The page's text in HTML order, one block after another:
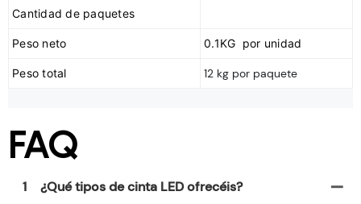
Peso neto 0.1KG por unidad
Peso total 12 kg por paquete
FAQ
1 ¿Qué tipos de cinta LED ofrecéis?